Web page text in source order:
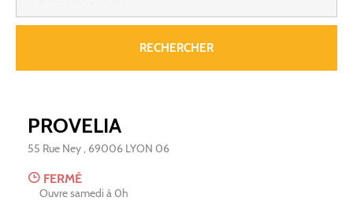
RECHERCHER
PROVELIA
55 Rue Ney , 69006 LYON 06
FERMÉ
Ouvre samedi à 0h